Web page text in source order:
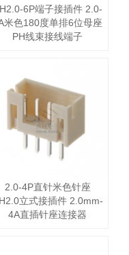
6P端子接插件 2.0-
米色180度单排6位母座
PH线束接线端子
2.0-4P直针米色针座
立式接插件 2.0mm-
4A直插针座连接器